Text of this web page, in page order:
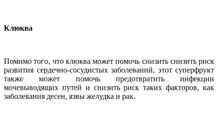
Клюква
Помимо того, что клюква может помочь снизить снизить риск
развития сердечно-сосудистых заболеваний, этот суперфрукт
также может помочь предотвратить инфекции
мочевыводящих путей и снизить риск таких факторов, как
заболевания десен, язвы желудка и рак.